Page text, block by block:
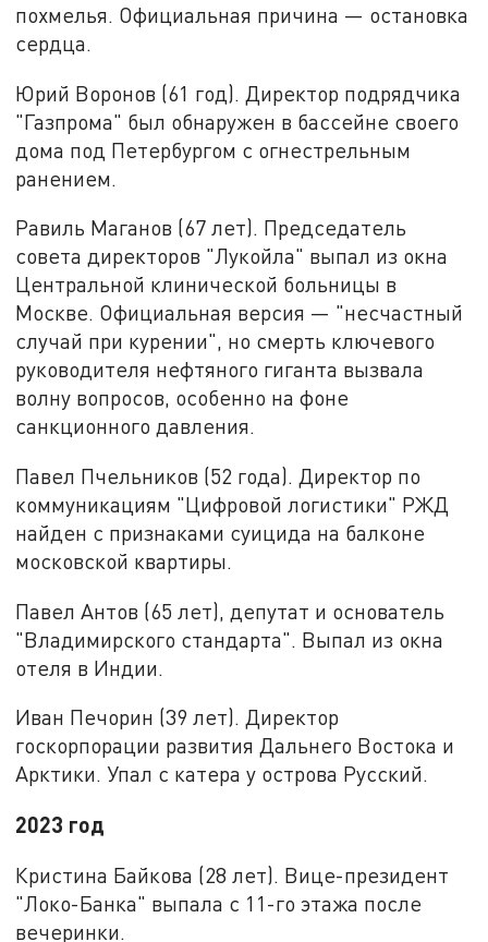
похмелья. Официальная причина — остановка
сердца.
Юрий Воронов (61 год). Директор подрядчика
"Газпрома" был обнаружен в бассейне своего
дома под Петербургом с огнестрельным
ранением.
Равиль Маганов (67 лет). Председатель
совета директоров "Лукойла" выпал из окна
Центральной клинической больницы в
Москве. Официальная версия — "несчастный
случай при курении", но смерть ключевого
руководителя нефтяного гиганта вызвала
волну вопросов, особенно на фоне
санкционного давления.
Павел Пчельников (52 года). Директор по
коммуникациям "Цифровой логистики" РЖД
найден с признаками суицида на балконе
московской квартиры.
Павел Антов (65 лет), депутат и основатель
"Владимирского стандарта". Выпал из окна
отеля в Индии.
Иван Печорин (39 лет). Директор
госкорпорации развития Дальнего Востока и
Арктики. Упал с катера у острова Русский.
2023 год
Кристина Байкова (28 лет). Вице-президент
"Локо-Банка" выпала с 11-го этажа после
вечеринки.